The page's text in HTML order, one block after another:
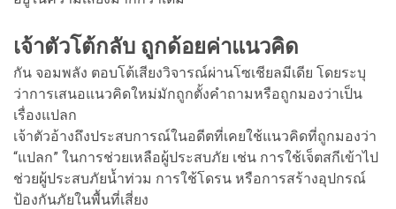
เจ้าตัวโต้กลับ ถูกด้อยค่าแนวคิด
กัน จอมพลัง ตอบโต้เสียงวิจารณ์ผ่านโซเชียลมีเดีย โดยระบุ
ว่าการเสนอแนวคิดใหม่มักถูกตั้งคำถามหรือถูกมองว่าเป็น
เรื่องแปลก
เจ้าตัวอ้างถึงประสบการณ์ในอดีตที่เคยใช้แนวคิดที่ถูกมองว่า
“แปลก” ในการช่วยเหลือผู้ประสบภัย เช่น การใช้เจ็ตสกีเข้าไป
ช่วยผู้ประสบภัยน้ำท่วม การใช้โดรน หรือการสร้างอุปกรณ์
ป้องกันภัยในพื้นที่เสี่ยง